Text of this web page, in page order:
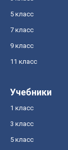
5 класс
7 класс
9 класс
11 класс
Учебники
1 класс
3 класс
5 класс